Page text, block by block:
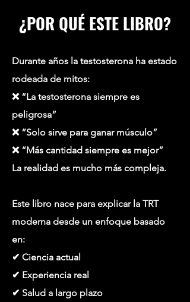
¿POR QUÉ ESTE LIBRO?
Durante años la testosterona ha estado
rodeada de mitos:
❌ “La testosterona siempre es
peligrosa”
❌ “Solo sirve para ganar músculo”
❌ “Más cantidad siempre es mejor”
La realidad es mucho más compleja.
Este libro nace para explicar la TRT
moderna desde un enfoque basado
en:
✔ Ciencia actual
✔ Experiencia real
✔ Salud a largo plazo